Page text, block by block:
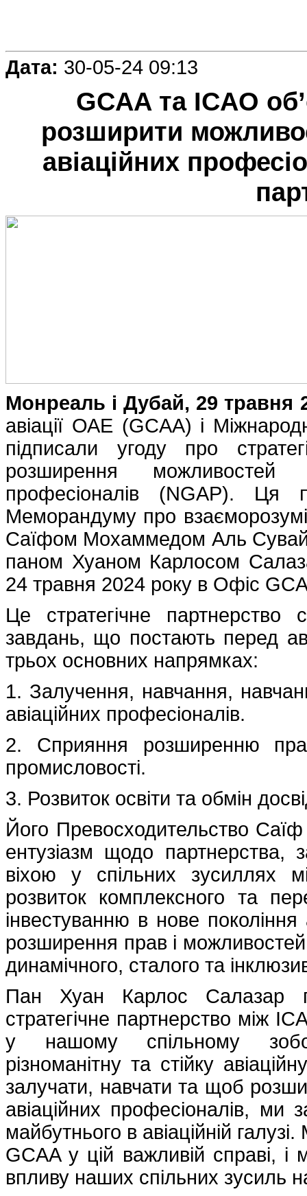
Дата: 30-05-24 09:13
GCAA та ICAO
розширити
авіаційних
Монреаль і Дубай, 29 травня
авіації ОАЕ (GCAA) і
підписали угоду про
розширення можливостей
професіоналів (NGAP). Ця
Меморандуму про
Саїфом Мохаммедом Аль
паном Хуаном Карлосом
24 травня 2024 року в Офіс
Це стратегічне партнерство
завдань, що постають перед
трьох основних напрямках:
1. Залучення, навчання,
авіаційних професіоналів.
2. Сприяння розширенню
промисловості.
3. Розвиток освіти та обмін
Його Превосходительство
ентузіазм щодо
віхою у спільних
розвиток комплексного та
інвестуванню в нове покоління
розширення прав і
динамічного, сталого та
Пан Хуан Карлос Салазар
стратегічне партнерство між
у нашому спільному
різноманітну та стійку
залучати, навчати та щоб
авіаційних професіоналів, ми
майбутнього в авіаційній
GCAA у цій важливій справі,
впливу наших спільних зусиль